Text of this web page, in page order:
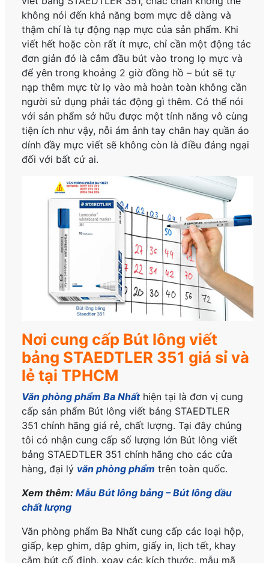
không nói đến khả năng bơm mực dễ dàng và
thậm chí là tự động nạp mực của sản phẩm. Khi
viết hết hoặc còn rất ít mực, chỉ cần một động tác
đơn giản đó là cắm đầu bút vào trong lọ mực và
để yên trong khoảng 2 giờ đồng hồ – bút sẽ tự
nạp thêm mực từ lọ vào mà hoàn toàn không cần
người sử dụng phải tác động gì thêm. Có thể nói
với sản phẩm sở hữu được một tính năng vô cùng
tiện ích như vậy, nỗi ám ảnh tay chân hay quần áo
dính đầy mực viết sẽ không còn là điều đáng ngại
đối với bất cứ ai.
Nơi cung cấp Bút lông viết
bảng STAEDTLER 351 giá sỉ và
lẻ tại TPHCM
Văn phòng phẩm Ba Nhấthiện tại là đơn vị cung
cấp sản phẩm Bút lông viết bảng STAEDTLER
351 chính hãng giá rẻ, chất lượng. Tại đây chúng
tôi có nhận cung cấp số lượng lớn Bút lông viết
bảng STAEDTLER 351chính hãng cho các cửa
hàng, đại lý văn phòng phẩm trên toàn quốc.
Xem thêm:Mẫu Bút lông bảng – Bút lông dầu
chất lượng
Văn phòng phẩm Ba Nhất cung cấp các loại hộp,
giấp, kẹp ghim, dập ghim, giấy in, lịch tết, khay
cắm bút cố định, xoay các kích thước, mẫu mã